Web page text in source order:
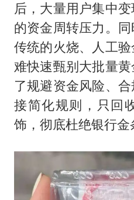
后，大量用户集中
的资金周转压力。
传统的火烧、人工
难快速甄别大批量
了规避资金风险、
接简化规则，只回
饰，彻底杜绝银行金